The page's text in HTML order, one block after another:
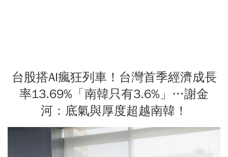
台股搭AI瘋狂列車！台灣首季經濟成長
率13.69%「南韓只有3.6%」…謝金
河：底氣與厚度超越南韓！